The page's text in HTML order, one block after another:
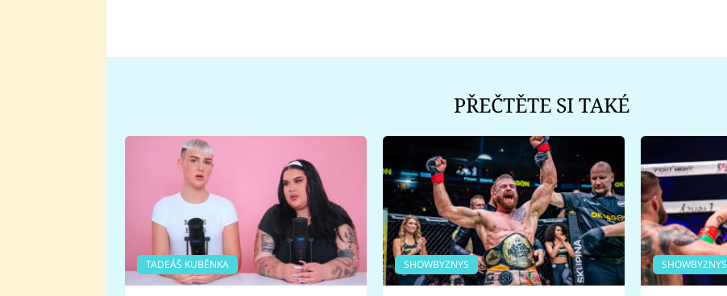
PŘEČTĚTE SI TAKÉ
TADEÁŠ KUBĚNKA SHOWBYZNYS SHOWBYZNYS